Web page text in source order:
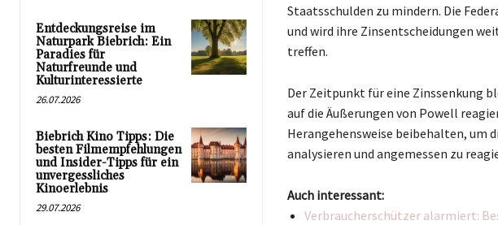
Entdeckungsreise im
Naturpark Biebrich: Ein
Paradies für
Naturfreunde und
Kulturinteressierte
26.07.2026
Biebrich Kino Tipps: Die
besten Filmempfehlungen
und Insider-Tipps für ein
unvergessliches
Kinoerlebnis
29.07.2026
Staatsschulden zu mindern. Die
und wird ihre Zinsentscheidungen
treffen.
Der Zeitpunkt für eine Zinssenkung
auf die Äußerungen von Powell
Herangehensweise beibehalten,
analysieren und angemessen zu
Auch interessant:
Verbraucherschützer alarmiert: